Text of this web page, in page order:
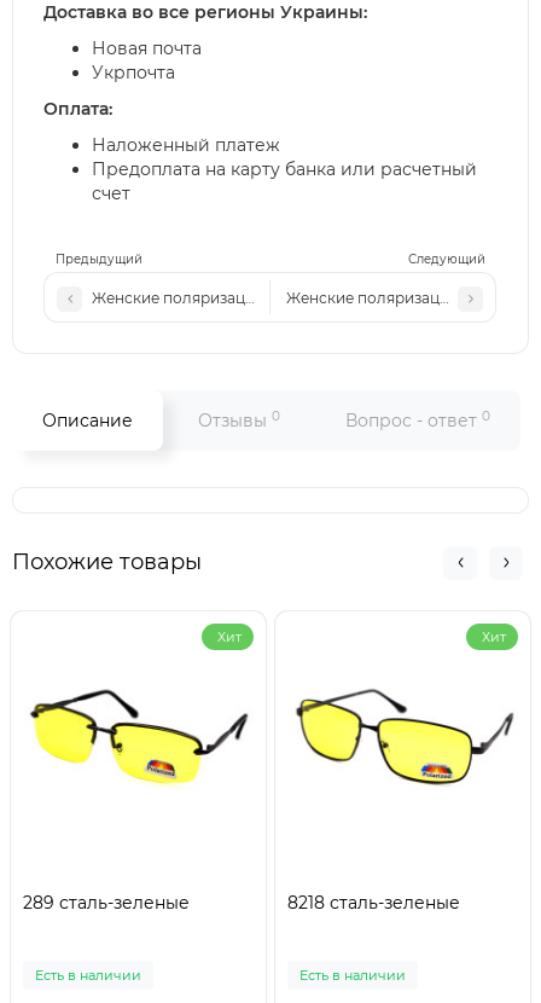
Предыдущий Следующий
Женские поляризационные солнцезащитные очки GG
Женские поляризационные
Доставка во все регионы Украины:
Новая почта
Укрпочта
Оплата:
Наложенный платеж
Предоплата на карту банка или расчетный
счет
Описание Отзывы 0 Вопрос - ответ 0
Похожие товары
Хит
289 сталь-зеленые
Есть в наличии
Хит
8218 сталь-зеленые
Есть в наличии